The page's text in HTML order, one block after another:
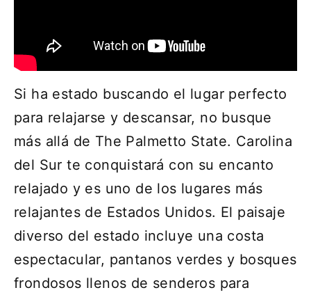
Si ha estado buscando el lugar perfecto
para relajarse y descansar, no busque
más allá de The Palmetto State. Carolina
del Sur te conquistará con su encanto
relajado y es uno de los lugares más
relajantes de Estados Unidos. El paisaje
diverso del estado incluye una costa
espectacular, pantanos verdes y bosques
frondosos llenos de senderos para